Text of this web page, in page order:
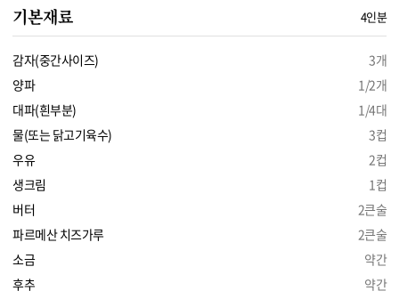
기본재료 4인분
감자(중간사이즈)
3개
양파
1/2개
대파(흰부분)
1/4대
물(또는 닭고기육수)
3컵
우유
2컵
생크림
1컵
버터
2큰술
파르메산 치즈가루
2큰술
소금
약간
후추
약간